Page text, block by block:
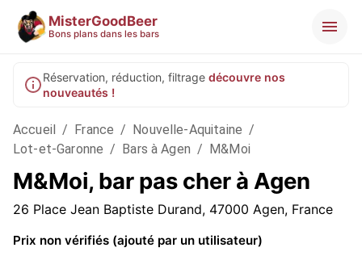
MisterGoodBeer
Bons plans dans les bars
Réservation, réduction, filtrage découvre nos
nouveautés !
Accueil / France / Nouvelle-Aquitaine /
Lot-et-Garonne / Bars à Agen / M&Moi
M&Moi, bar pas cher à Agen
26 Place Jean Baptiste Durand, 47000 Agen, France
Prix non vérifiés (ajouté par un utilisateur)